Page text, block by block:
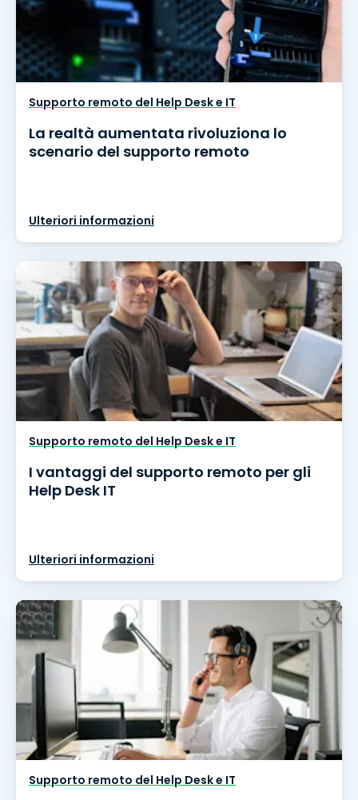
Supporto remoto del Help Desk e IT
La realtà aumentata rivoluziona lo
scenario del supporto remoto
Ulteriori informazioni
Supporto remoto del Help Desk e IT
I vantaggi del supporto remoto per gli
Help Desk IT
Ulteriori informazioni
Supporto remoto del Help Desk e IT